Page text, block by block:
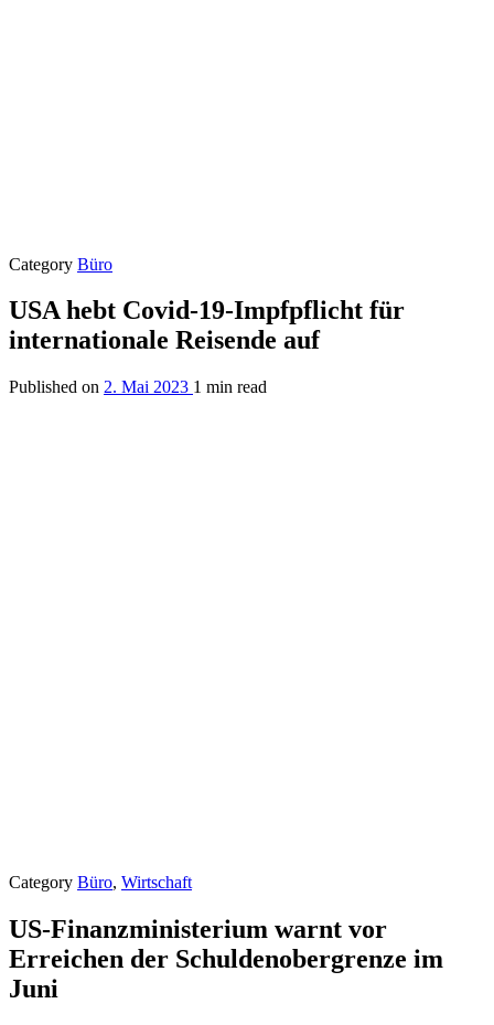
Category Büro
USA hebt Covid-19-Impfpflicht für
internationale Reisende auf
Published on 2. Mai 2023 1 min read
Category Büro, Wirtschaft
US-Finanzministerium warnt vor
Erreichen der Schuldenobergrenze im
Juni